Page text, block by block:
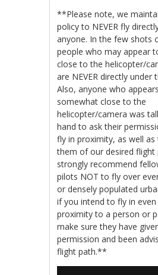
**Please note, we
policy to NEVER fly
anyone. In the few shots
people who may appear
close to the helicopter/
are NEVER directly under
Also, anyone who
somewhat close to the
helicopter/camera was
hand to ask their
fly in proximity, as well as
them of our desired flight
strongly recommend
pilots NOT to fly over
or densely populated
if you intend to fly in
proximity to a person or
make sure they have
permission and been
flight path.**